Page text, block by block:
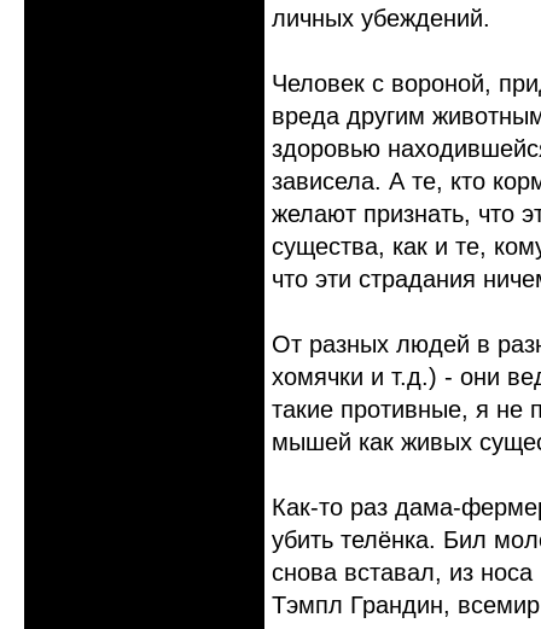
личных убеждений.
Человек с вороной,
вреда другим
здоровью
зависела. А те, кто
желают признать, что
существа, как и те,
что эти страдания
От разных людей в
хомячки и т.д.) - они
такие противные, я не
мышей как живых
Как-то раз дама-
убить телёнка. Бил
снова вставал, из
Тэмпл Грандин,